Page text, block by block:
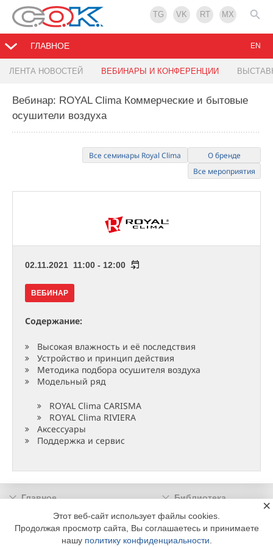
TG VK RT MX
ГЛАВНОЕ
ЛЕНТА НОВОСТЕЙ ВЕБИНАРЫ И КОНФЕРЕНЦИИ
EN
Вебинар: ROYAL Clima Коммерческие и бытовые
осушители воздуха
Все семинары Royal Clima
О бренде
Все мероприятия
02.11.2021 11:00 - 12:00
ВЕБИНАР
Содержание:
Высокая влажность и её последствия
Устройство и принцип действия
Методика подбора осушителя воздуха
Модельный ряд
ROYAL Clima CARISMA
ROYAL Clima RIVIERA
Аксессуары
Поддержка и сервис
Главное
Библиотека
Подписка
Реклама
Информация
Этот веб-сайт использует файлы cookies.
Продолжая просмотр сайта, Вы соглашаетесь и принимаете
нашу политику конфиденциальности
×